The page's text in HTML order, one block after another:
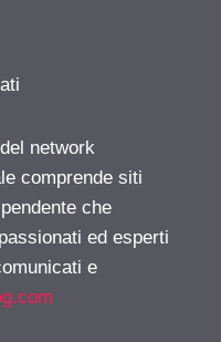
network
comprende siti
che
ed esperti
e